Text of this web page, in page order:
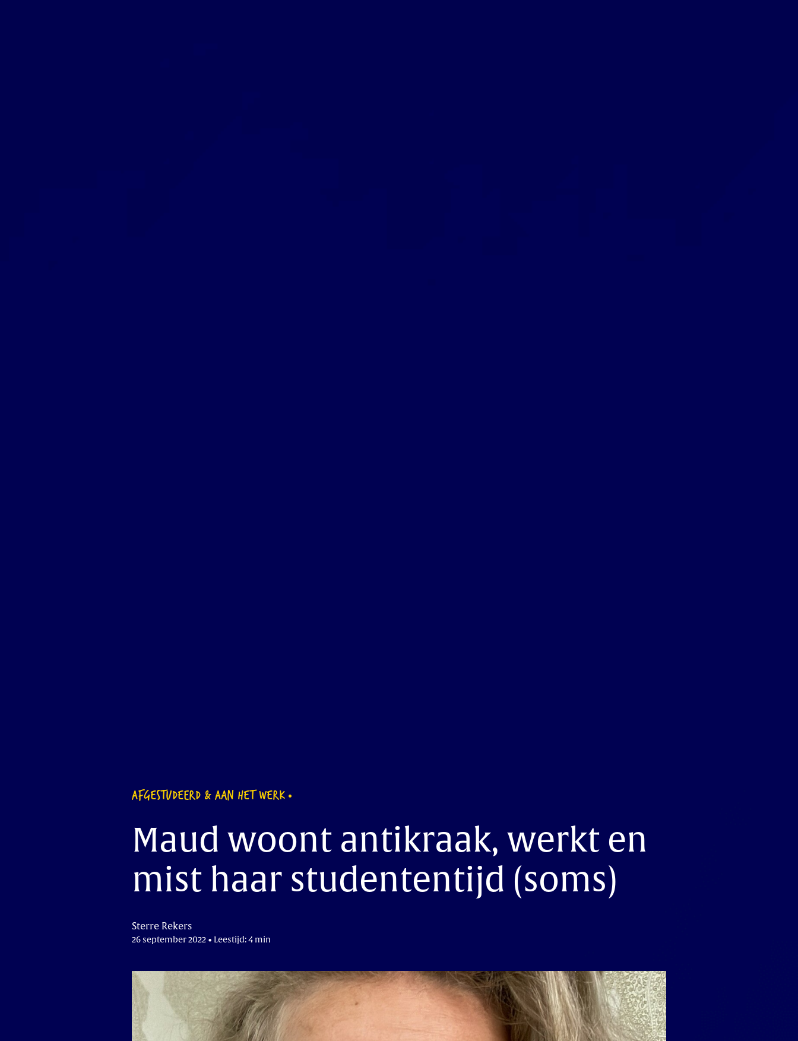
AFGESTUDEERD & AAN HET WERK
Maud woont antikraak, werkt en
mist haar studententijd (soms)
Sterre Rekers
26 september 2022 • Leestijd: 4 min